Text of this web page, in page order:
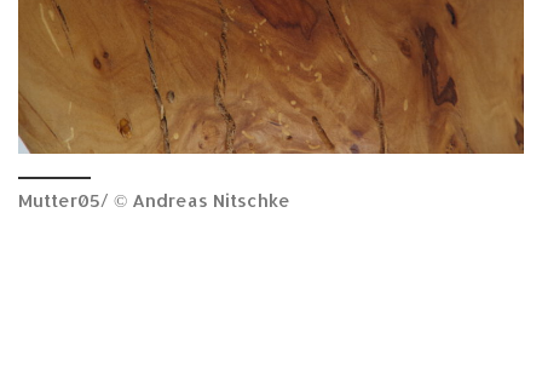
Mutter05/ © Andreas Nitschke